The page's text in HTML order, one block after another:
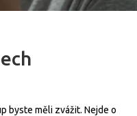
byste měli zvážit. Nejde o